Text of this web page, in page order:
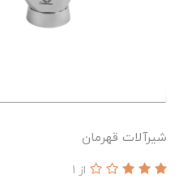
شيرآلات قهرمان
از 1